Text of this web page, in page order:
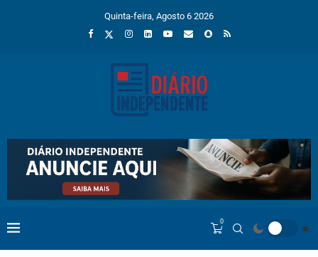
Quinta-feira, Agosto 6 2026
0